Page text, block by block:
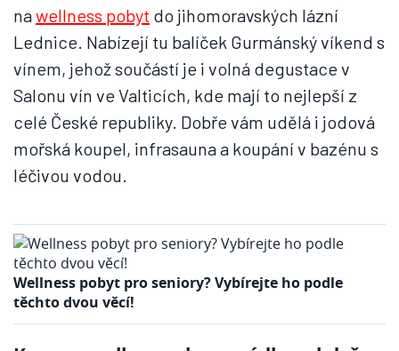
nawellness pobyt do jihomoravských lázní
Lednice. Nabízejí tu balíček Gurmánský víkend s
vínem, jehož součástí je i volná degustace v
Salonu vín ve Valticích, kde mají to nejlepší z
celé České republiky. Dobře vám udělá i jodová
mořská koupel, infrasauna a koupání v bazénu s
léčivou vodou.
Wellness pobyt pro seniory? Vybírejte ho podle
těchto dvou věcí!